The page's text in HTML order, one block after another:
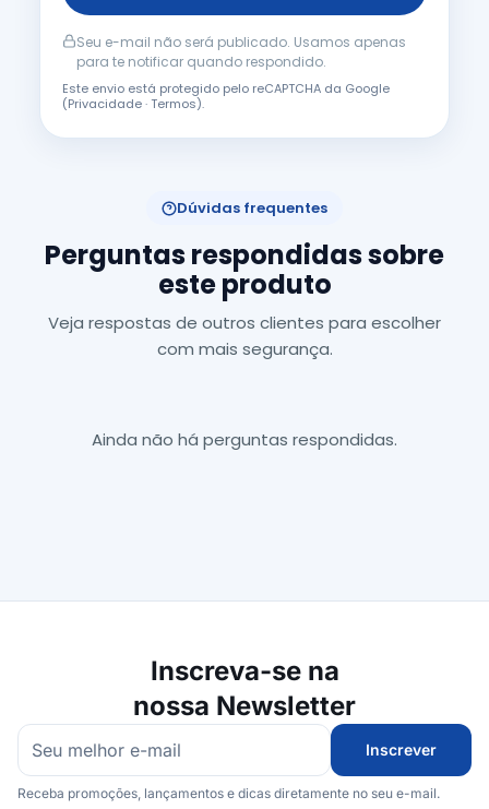
Seu e-mail não será publicado. Usamos apenas
para te notificar quando respondido.
Este envio está protegido pelo reCAPTCHA da Google
(Privacidade·Termos).
Dúvidas frequentes
Perguntas respondidas sobre
este produto
Veja respostas de outros clientes para escolher
com mais segurança.
Ainda não há perguntas respondidas.
Inscreva-se na
nossa Newsletter
Inscrever
Receba promoções, lançamentos e dicas diretamente no seu e-mail.